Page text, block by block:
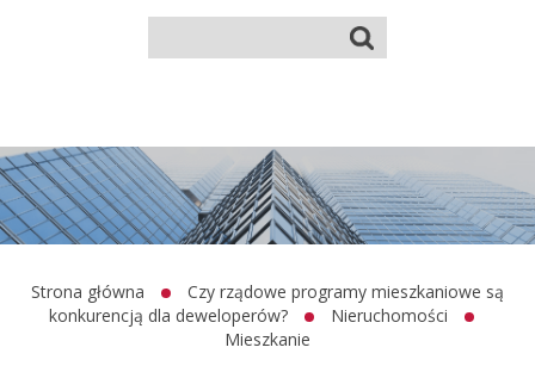
Strona główna
Czy rządowe programy mieszkaniowe są
konkurencją dla deweloperów?
Nieruchomości
Mieszkanie